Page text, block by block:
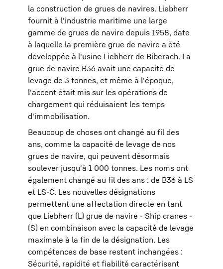
la construction de grues de navires. Liebherr
fournit à l'industrie maritime une large
gamme de grues de navire depuis 1958, date
à laquelle la première grue de navire a été
développée à l'usine Liebherr de Biberach. La
grue de navire B36 avait une capacité de
levage de 3 tonnes, et même à l'époque,
l'accent était mis sur les opérations de
chargement qui réduisaient les temps
d'immobilisation.
Beaucoup de choses ont changé au fil des
ans, comme la capacité de levage de nos
grues de navire, qui peuvent désormais
soulever jusqu'à 1 000 tonnes. Les noms ont
également changé au fil des ans : de B36 à LS
et LS-C. Les nouvelles désignations
permettent une affectation directe en tant
que Liebherr (L) grue de navire - Ship cranes -
(S) en combinaison avec la capacité de levage
maximale à la fin de la désignation. Les
compétences de base restent inchangées :
Sécurité, rapidité et fiabilité caractérisent